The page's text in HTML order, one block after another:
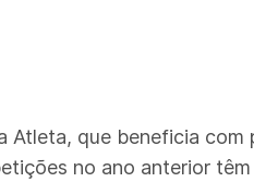
Atleta, que beneficia
no ano anterior